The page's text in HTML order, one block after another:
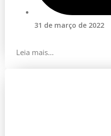
31 de março de 2022
Leia mais...